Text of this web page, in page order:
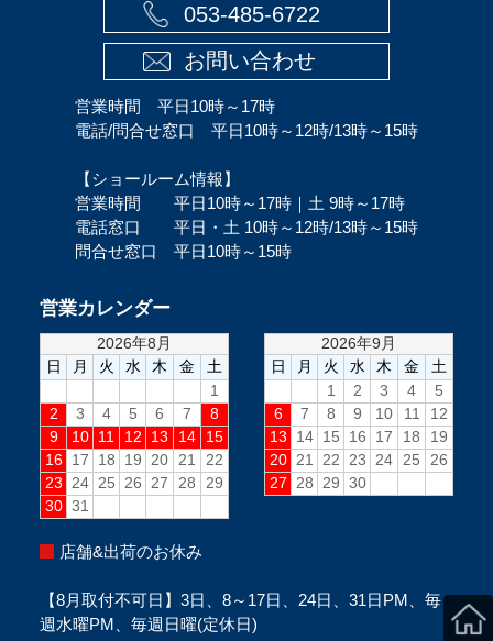
053-485-6722
お問い合わせ
営業時間 平日10時～17時
電話/問合せ窓口 平日10時～12時/13時～15時
【ショールーム情報】
営業時間 平日10時～17時｜土 9時～17時
電話窓口 平日・土 10時～12時/13時～15時
問合せ窓口 平日10時～15時
営業カレンダー
店舗&出荷のお休み
【8月取付不可日】3日、8～17日、24日、31日PM、毎
週水曜PM、毎週日曜(定休日)